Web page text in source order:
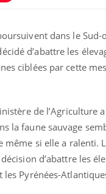
dans le
d’abattre les
ciblées par cette
de l’Agriculture
la faune sauvage
même si elle a ralenti.
d’abattre les
les Pyrénées-
dengue,